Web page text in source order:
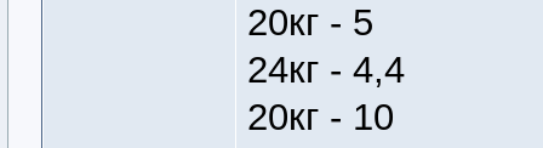
20кг - 5
24кг - 4,4
20кг - 10